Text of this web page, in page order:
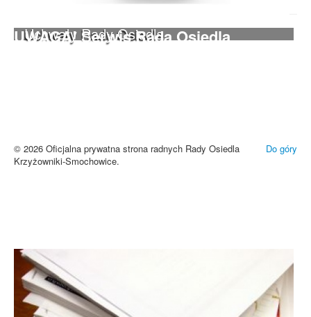
Uchwały Rady Osiedla
UWAGA! Serwis Rada Osiedla
Krzyżowniki-Smochowice używa
Do góry
© 2026 Oficjalna prywatna strona radnych Rady Osiedla
Krzyżowniki-Smochowice.